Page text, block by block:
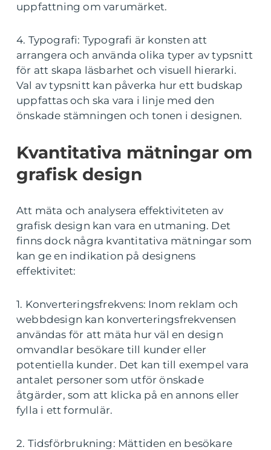
uppfattning om varumärket.
4. Typografi: Typografi är konsten att
arrangera och använda olika typer av typsnitt
för att skapa läsbarhet och visuell hierarki.
Val av typsnitt kan påverka hur ett budskap
uppfattas och ska vara i linje med den
önskade stämningen och tonen i designen.
Kvantitativa mätningar om
grafisk design
Att mäta och analysera effektiviteten av
grafisk design kan vara en utmaning. Det
finns dock några kvantitativa mätningar som
kan ge en indikation på designens
effektivitet:
1. Konverteringsfrekvens: Inom reklam och
webbdesign kan konverteringsfrekvensen
användas för att mäta hur väl en design
omvandlar besökare till kunder eller
potentiella kunder. Det kan till exempel vara
antalet personer som utför önskade
åtgärder, som att klicka på en annons eller
fylla i ett formulär.
2. Tidsförbrukning: Mättiden en besökare